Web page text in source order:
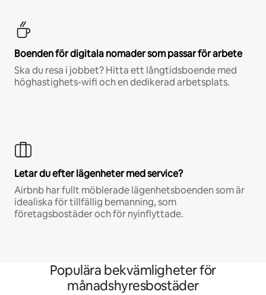
Boenden för digitala nomader som passar för arbete
Ska du resa i jobbet? Hitta ett långtidsboende med
höghastighets-wifi och en dedikerad arbetsplats.
Letar du efter lägenheter med service?
Airbnb har fullt möblerade lägenhetsboenden som är
idealiska för tillfällig bemanning, som
företagsbostäder och för nyinflyttade.
Populära bekvämligheter för
månadshyresbostäder